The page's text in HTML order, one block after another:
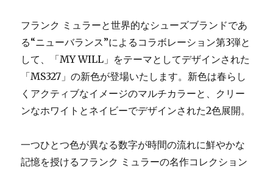
ッ
に
ラ
バ
素
材
作
ト
フランク ミュラーと世界的なシューズブランドであ
る“ニューバランス”によるコラボレーション第3弾と
して、「MY WILL」をテーマとしてデザインされた
「MS327」の新色が登場いたします。新色は春らし
くアクティブなイメージのマルチカラーと、クリー
ンなホワイトとネイビーでデザインされた2色展開。
一つひとつ色が異なる数字が時間の流れに鮮やかな
記憶を授けるフランク ミュラーの名作コレクション